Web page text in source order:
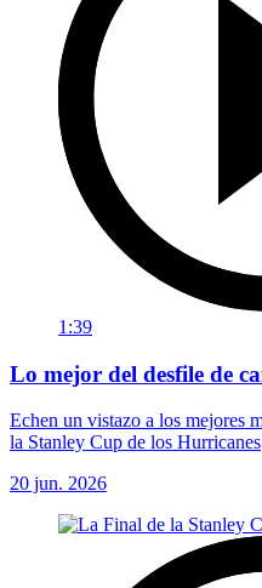
1:39
Lo mejor del desfile de
Echen un vistazo a los mejores
la Stanley Cup de los Hurricanes
20 jun. 2026